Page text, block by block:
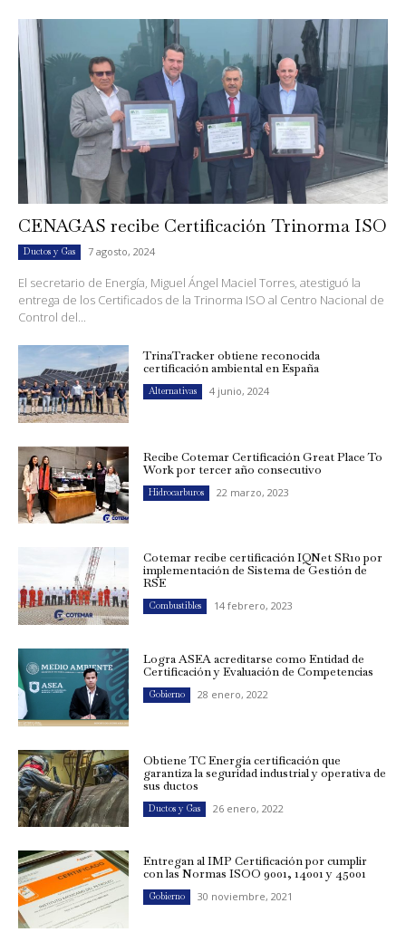
CENAGAS recibe Certificación Trinorma ISO
Ductos y Gas 7 agosto, 2024
El secretario de Energía, Miguel Ángel Maciel Torres, atestiguó la
entrega de los Certificados de la Trinorma ISO al Centro Nacional de
Control del...
TrinaTracker obtiene reconocida
certificación ambiental en España
Alternativas 4 junio, 2024
Recibe Cotemar Certificación Great Place To
Work por tercer año consecutivo
Hidrocarburos 22 marzo, 2023
Cotemar recibe certificación IQNet SR10 por
implementación de Sistema de Gestión de
RSE
Combustibles 14 febrero, 2023
Logra ASEA acreditarse como Entidad de
Certificación y Evaluación de Competencias
Gobierno 28 enero, 2022
Obtiene TC Energía certificación que
garantiza la seguridad industrial y operativa de
sus ductos
Ductos y Gas 26 enero, 2022
Entregan al IMP Certificación por cumplir
con las Normas ISOO 9001, 14001 y 45001
Gobierno 30 noviembre, 2021